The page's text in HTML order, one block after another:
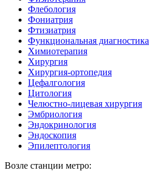
Флебология
Фониатрия
Фтизиатрия
Функциональная диагностика
Химиотерапия
Хирургия
Хирургия-ортопедия
Цефалгология
Цитология
Челюстно-лицевая хирургия
Эмбриология
Эндокринология
Эндоскопия
Эпилептология
Возле станции метро: